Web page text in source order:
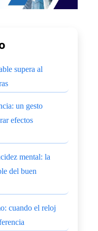
supera al
un gesto
efectos
mental: la
del buen
cuando el reloj